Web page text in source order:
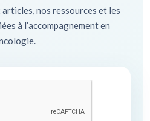
nos ressources et les
à l’accompagnement en